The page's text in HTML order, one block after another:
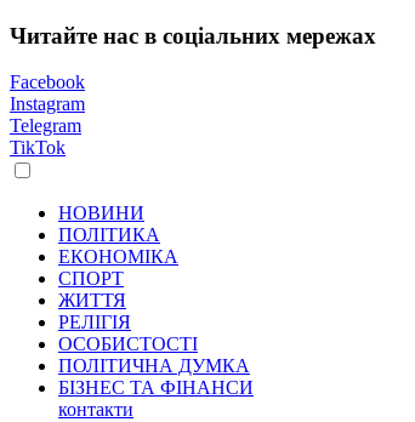
Читайте нас в соціальних мережах
Facebook
Instagram
Telegram
TikTok
НОВИНИ
ПОЛІТИКА
ЕКОНОМІКА
СПОРТ
ЖИТТЯ
РЕЛІГІЯ
ОСОБИСТОСТІ
ПОЛІТИЧНА ДУМКА
БІЗНЕС ТА ФІНАНСИ
контакти